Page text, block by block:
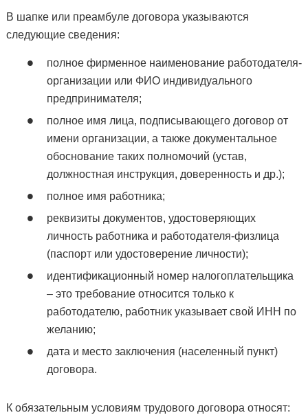
В шапке или преамбуле договора указываются
следующие сведения:
полное фирменное наименование работодателя-
организации или ФИО индивидуального
предпринимателя;
полное имя лица, подписывающего договор от
имени организации, а также документальное
обоснование таких полномочий (устав,
должностная инструкция, доверенность и др.);
полное имя работника;
реквизиты документов, удостоверяющих
личность работника и работодателя-физлица
(паспорт или удостоверение личности);
идентификационный номер налогоплательщика
– это требование относится только к
работодателю, работник указывает свой ИНН по
желанию;
дата и место заключения (населенный пункт)
договора.
К обязательным условиям трудового договора относят: